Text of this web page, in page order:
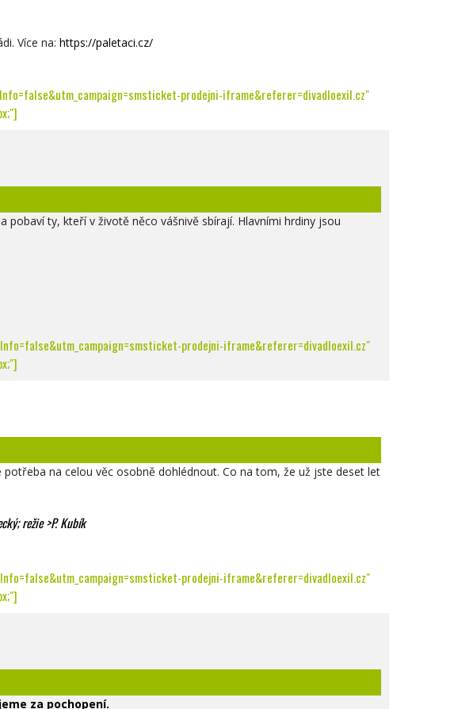
Více na: https://paletaci.cz/
prodejni-iframe&referer=divadloexil.cz"
ty, kteří v životě něco vášnivě sbírají. Hlavními hrdiny jsou
prodejni-iframe&referer=divadloexil.cz"
na celou věc osobně dohlédnout. Co na tom, že už jste deset let
režie>P. Kubík
prodejni-iframe&referer=divadloexil.cz"
za pochopení.